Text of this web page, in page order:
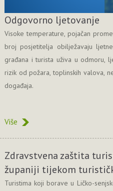
Odgovorno ljetovanje
Visoke temperature, pojačan
broj posjetitelja obilježavaju
građana i turista uživa u odmoru,
rizik od požara, toplinskih valova,
događaja.
Više
Zdravstvena zaštita
županiji tijekom
Turistima koji borave u Ličko-